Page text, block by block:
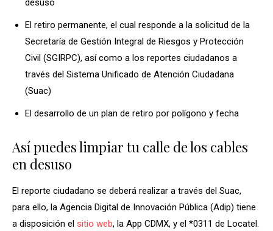
desuso
El retiro permanente, el cual responde a la solicitud de la
Secretaría de Gestión Integral de Riesgos y Protección
Civil (SGIRPC), así como a los reportes ciudadanos a
través del Sistema Unificado de Atención Ciudadana
(Suac)
El desarrollo de un plan de retiro por polígono y fecha
Así puedes limpiar tu calle de los cables
en desuso
El reporte ciudadano se deberá realizar a través del Suac,
para ello, la Agencia Digital de Innovación Pública (Adip) tiene
a disposición el sitio web, la App CDMX, y el *0311 de Locatel.